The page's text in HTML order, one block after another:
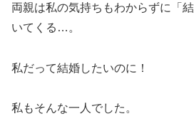
両親は私の気持ちもわからずに「
いてくる…。
私だって結婚したいのに！
私もそんな一人でした。